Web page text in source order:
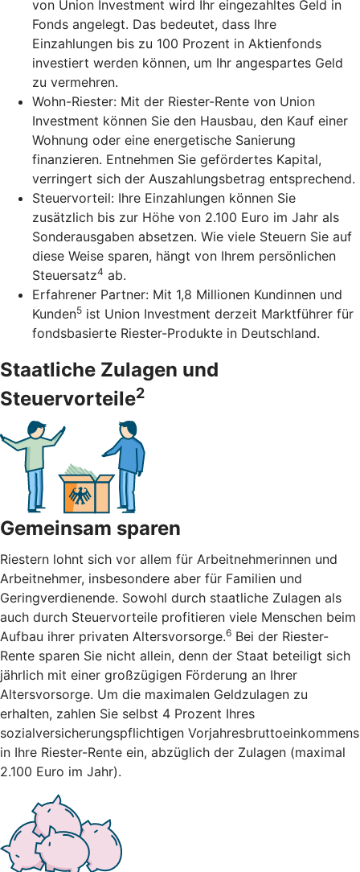
von Union Investment wird Ihr eingezahltes Geld in
Fonds angelegt. Das bedeutet, dass Ihre
Einzahlungen bis zu 100 Prozent in Aktienfonds
investiert werden können, um Ihr angespartes Geld
zu vermehren.
Wohn-Riester: Mit der Riester-Rente von Union
Investment können Sie den Hausbau, den Kauf einer
Wohnung oder eine energetische Sanierung
finanzieren. Entnehmen Sie gefördertes Kapital,
verringert sich der Auszahlungsbetrag entsprechend.
Steuervorteil: Ihre Einzahlungen können Sie
zusätzlich bis zur Höhe von 2.100 Euro im Jahr als
Sonderausgaben absetzen. Wie viele Steuern Sie auf
diese Weise sparen, hängt von Ihrem persönlichen
Steuersatz4 ab.
Erfahrener Partner: Mit 1,8 Millionen Kundinnen und
Kunden5 ist Union Investment derzeit Marktführer für
fondsbasierte Riester-Produkte in Deutschland.
Staatliche Zulagen und
Steuervorteile2
Gemeinsam sparen
Riestern lohnt sich vor allem für Arbeitnehmerinnen und
Arbeitnehmer, insbesondere aber für Familien und
Geringverdienende. Sowohl durch staatliche Zulagen als
auch durch Steuervorteile profitieren viele Menschen beim
Aufbau ihrer privaten Altersvorsorge.6 Bei der Riester-
Rente sparen Sie nicht allein, denn der Staat beteiligt sich
jährlich mit einer großzügigen Förderung an Ihrer
Altersvorsorge. Um die maximalen Geldzulagen zu
erhalten, zahlen Sie selbst 4 Prozent Ihres
sozialversicherungspflichtigen Vorjahresbruttoeinkommens
in Ihre Riester-Rente ein, abzüglich der Zulagen (maximal
2.100 Euro im Jahr).